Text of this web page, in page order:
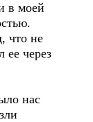
в моей
что не
ее через
нас